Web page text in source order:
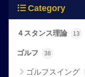
Category
４スタンス理論 13
ゴルフ 38
ゴルフスイング